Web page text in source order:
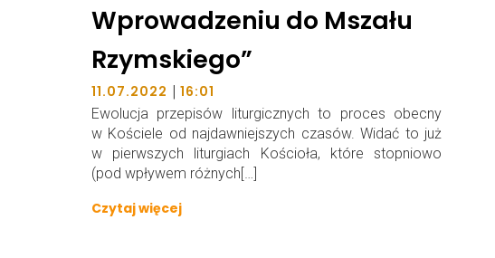
Wprowadzeniu do Mszału
Rzymskiego”
11.07.2022 | 16:01
Ewolucja przepisów liturgicznych to proces obecny
w Kościele od najdawniejszych czasów. Widać to już
w pierwszych liturgiach Kościoła, które stopniowo
(pod wpływem różnych[…]
Czytaj więcej